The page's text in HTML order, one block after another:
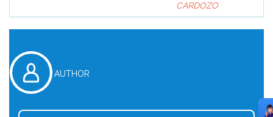
CARDOZO
AUTHOR